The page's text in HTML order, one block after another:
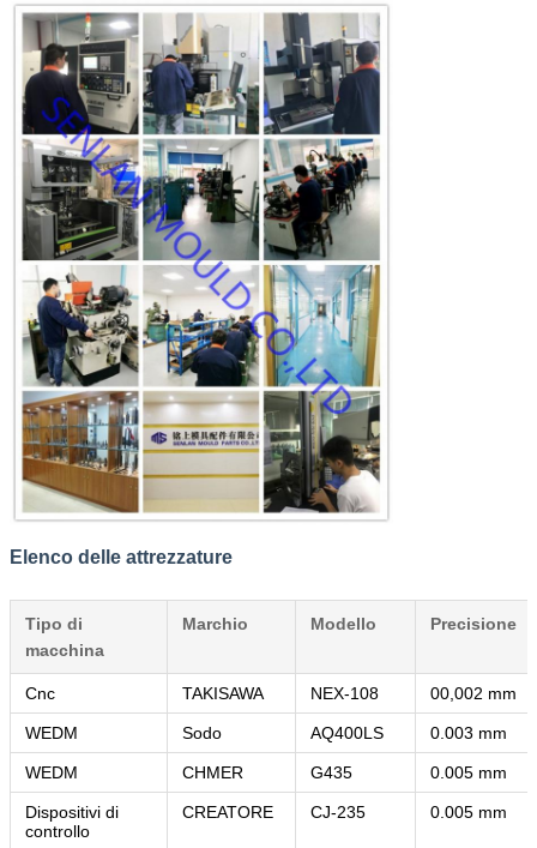
Lasciate un messaggio
Ti richiameremo presto!
Elenco delle attrezzature
Tipo di
macchina
Marchio Modello Precisione
Cnc TAKISAWA NEX-108 00,002 mm
WEDM Sodo AQ400LS 0.003 mm
WEDM CHMER G435 0.005 mm
Dispositivi di
controllo
CREATORE CJ-235 0.005 mm